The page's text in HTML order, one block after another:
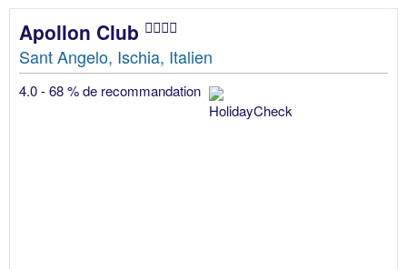
Apollon Club
Sant Angelo, Ischia, Italien
4.0 - 68 % de recommandation